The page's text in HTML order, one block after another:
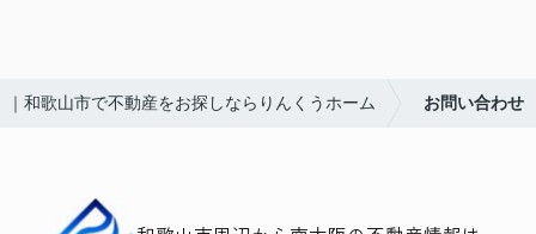
｜和歌山市で不動産をお探しならりんくうホーム お問い合わせ